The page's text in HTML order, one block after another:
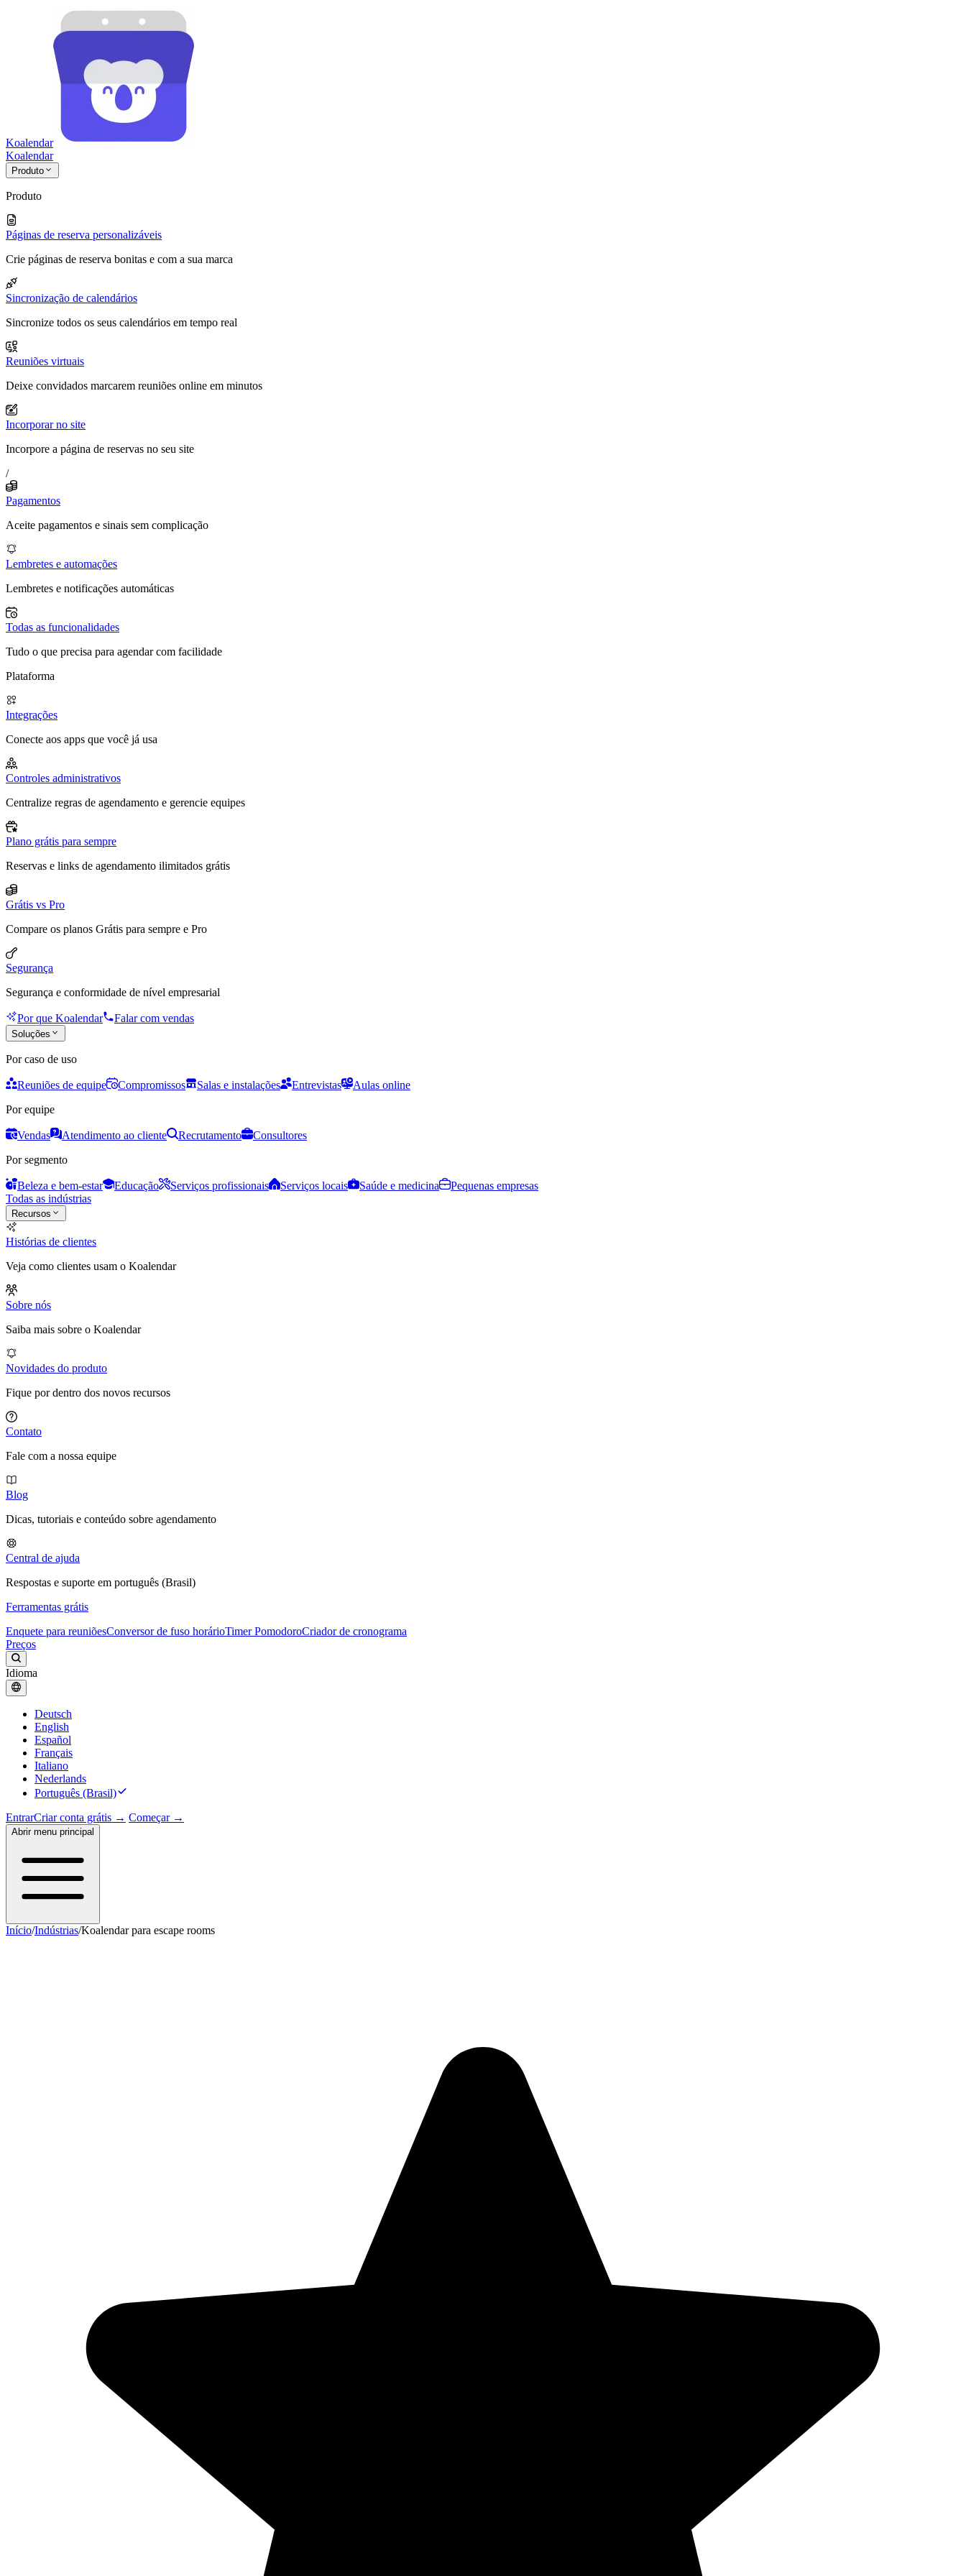
Koalendar
Koalendar
Produto
Produto
Páginas de reserva personalizáveis
Crie páginas de reserva bonitas e com a sua marca
Sincronização de calendários
Sincronize todos os seus calendários em tempo real
Reuniões virtuais
Deixe convidados marcarem reuniões online em minutos
Incorporar no site
Incorpore a página de reservas no seu site
/
Pagamentos
Aceite pagamentos e sinais sem complicação
Lembretes e automações
Lembretes e notificações automáticas
Todas as funcionalidades
Tudo o que precisa para agendar com facilidade
Plataforma
Integrações
Conecte aos apps que você já usa
Controles administrativos
Centralize regras de agendamento e gerencie equipes
Plano grátis para sempre
Reservas e links de agendamento ilimitados grátis
Grátis vs Pro
Compare os planos Grátis para sempre e Pro
Segurança
Segurança e conformidade de nível empresarial
Por que Koalendar Falar com vendas
Soluções
Por caso de uso
Reuniões de equipe Compromissos Salas e instalações Entrevistas
Aulas online
Por equipe
Vendas Atendimento ao cliente Recrutamento
Consultores
Por segmento
Beleza e bem-estar Educação Serviços profissionais Serviços locais Saúde e medicina
Pequenas empresas
Todas as indústrias
Recursos
Histórias de clientes
Veja como clientes usam o Koalendar
Sobre nós
Saiba mais sobre o Koalendar
Novidades do produto
Fique por dentro dos novos recursos
Contato
Fale com a nossa equipe
Blog
Dicas, tutoriais e conteúdo sobre agendamento
Central de ajuda
Respostas e suporte em português (Brasil)
Ferramentas grátis
Enquete para reuniõesConversor de fuso horárioTimer PomodoroCriador de cronograma
Preços
Idioma
Deutsch
English
Español
Français
Italiano
Nederlands
Português (Brasil)
EntrarCriar conta grátis → Começar →
Abrir menu principal
Início/Indústrias/Koalendar para escape rooms